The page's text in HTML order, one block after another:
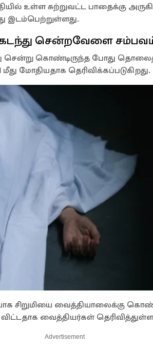
உள்ள சுற்றுவட்ட பாதைக்கு
இடம்பெற்றுள்ளது.
சென்றவேளை
சென்று கொண்டிருந்த போது
மோதியதாக தெரிவிக்கப்படுகிறது.
சிறுமியை வைத்தியாலைக்கு
வைத்தியர்கள்
Advertisement